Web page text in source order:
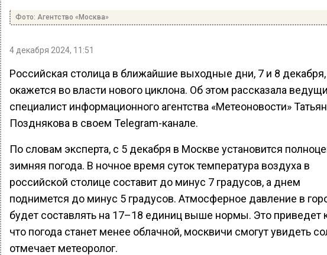
Фото: Агентство «Москва»
4 декабря 2024, 11:51
Российская столица в ближайшие выходные дни, 7 и 8 декабря,
окажется во власти нового циклона. Об этом рассказала
специалист информационного агентства «Метеоновости»
Позднякова в своем Telegram-канале.
По словам эксперта, с 5 декабря в Москве установится
зимняя погода. В ночное время суток температура воздуха в
российской столице составит до минус 7 градусов, а днем
поднимется до минус 5 градусов. Атмосферное давление в
будет составлять на 17–18 единиц выше нормы. Это приведет
что погода станет менее облачной, москвичи смогут увидеть
отмечает метеоролог.